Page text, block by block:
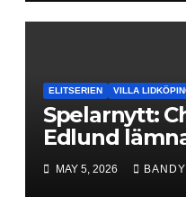
ELITSERIEN VILLA
Spelarnytt:
Edlund
Lidköping –
ett år i förtid
MAY 5, 2026